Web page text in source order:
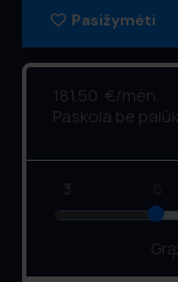
Pasižymėti